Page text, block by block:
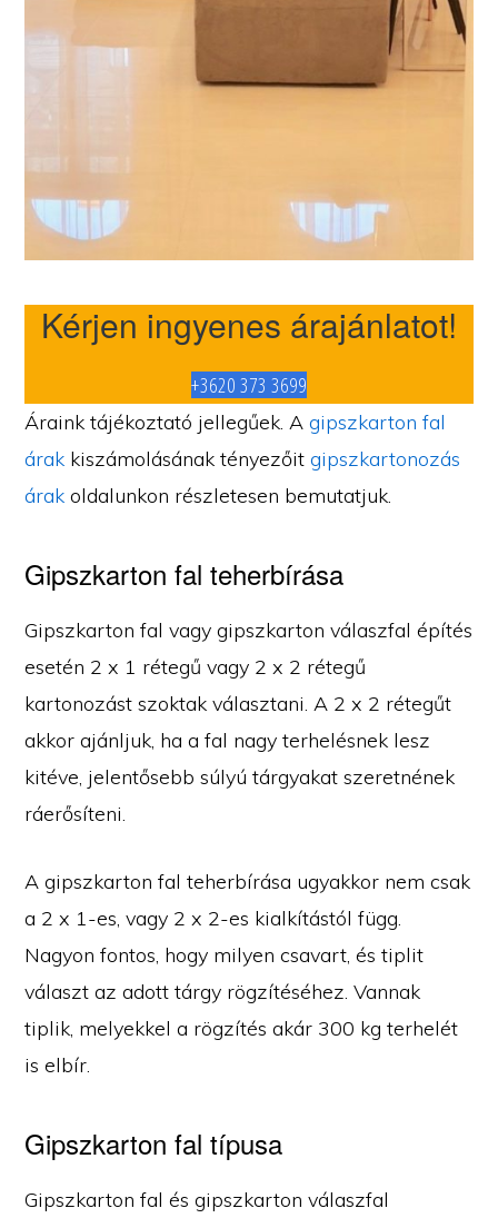
Kérjen ingyenes árajánlatot!
+3620 373 3699
Áraink tájékoztató jellegűek. Agipszkarton fal
árak kiszámolásának tényezőitgipszkartonozás
árak oldalunkon részletesen bemutatjuk.
Gipszkarton fal teherbírása
Gipszkarton fal vagy gipszkarton válaszfal építés
esetén 2 x 1 rétegű vagy 2 x 2 rétegű
kartonozást szoktak választani. A 2 x 2 rétegűt
akkor ajánljuk, ha a fal nagy terhelésnek lesz
kitéve, jelentősebb súlyú tárgyakat szeretnének
ráerősíteni.
A gipszkarton fal teherbírása ugyakkor nem csak
a 2 x 1-es, vagy 2 x 2-es kialkítástól függ.
Nagyon fontos, hogy milyen csavart, és tiplit
választ az adott tárgy rögzítéséhez. Vannak
tiplik, melyekkel a rögzítés akár 300 kg terhelét
is elbír.
Gipszkarton fal típusa
Gipszkarton fal és gipszkarton válaszfal